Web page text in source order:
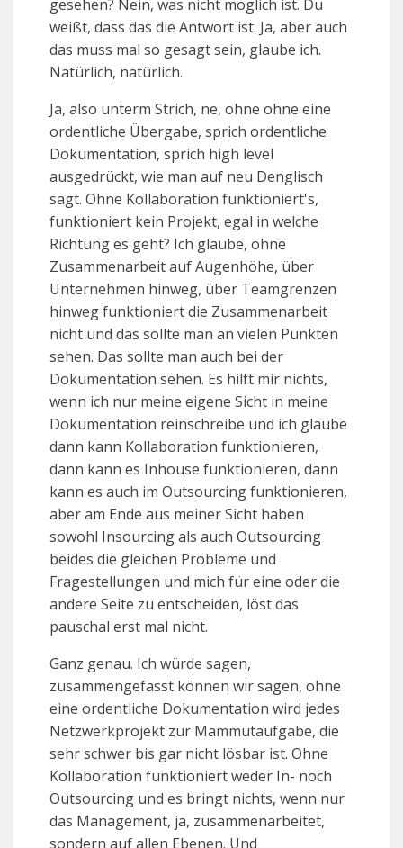
gesehen? Nein, was nicht möglich ist. Du
weißt, dass das die Antwort ist. Ja, aber auch
das muss mal so gesagt sein, glaube ich.
Natürlich, natürlich.
Ja, also unterm Strich, ne, ohne ohne eine
ordentliche Übergabe, sprich ordentliche
Dokumentation, sprich high level
ausgedrückt, wie man auf neu Denglisch
sagt. Ohne Kollaboration funktioniert's,
funktioniert kein Projekt, egal in welche
Richtung es geht? Ich glaube, ohne
Zusammenarbeit auf Augenhöhe, über
Unternehmen hinweg, über Teamgrenzen
hinweg funktioniert die Zusammenarbeit
nicht und das sollte man an vielen Punkten
sehen. Das sollte man auch bei der
Dokumentation sehen. Es hilft mir nichts,
wenn ich nur meine eigene Sicht in meine
Dokumentation reinschreibe und ich glaube
dann kann Kollaboration funktionieren,
dann kann es Inhouse funktionieren, dann
kann es auch im Outsourcing funktionieren,
aber am Ende aus meiner Sicht haben
sowohl Insourcing als auch Outsourcing
beides die gleichen Probleme und
Fragestellungen und mich für eine oder die
andere Seite zu entscheiden, löst das
pauschal erst mal nicht.
Ganz genau. Ich würde sagen,
zusammengefasst können wir sagen, ohne
eine ordentliche Dokumentation wird jedes
Netzwerkprojekt zur Mammutaufgabe, die
sehr schwer bis gar nicht lösbar ist. Ohne
Kollaboration funktioniert weder In- noch
Outsourcing und es bringt nichts, wenn nur
das Management, ja, zusammenarbeitet,
sondern auf allen Ebenen. Und